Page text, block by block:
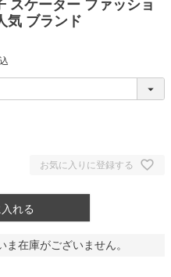
スケーター ファッショ
気 ブランド
お気に入りに登録する
れる
在庫がございません。